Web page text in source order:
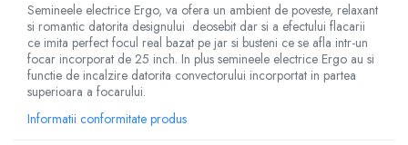
Semineele electrice Ergo, va ofera un ambient de poveste, relaxant
si romantic datorita designului deosebit dar si a efectului flacarii
ce imita perfect focul real bazat pe jar si busteni ce se afla intr-un
focar incorporat de 25 inch. In plus semineele electrice Ergo au si
functie de incalzire datorita convectorului incorportat in partea
superioara a focarului.
Informatii conformitate produs